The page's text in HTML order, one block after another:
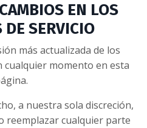
EN LOS
SERVICIO
más actualizada de los
cualquier momento en esta
a nuestra sola discreción,
reemplazar cualquier parte